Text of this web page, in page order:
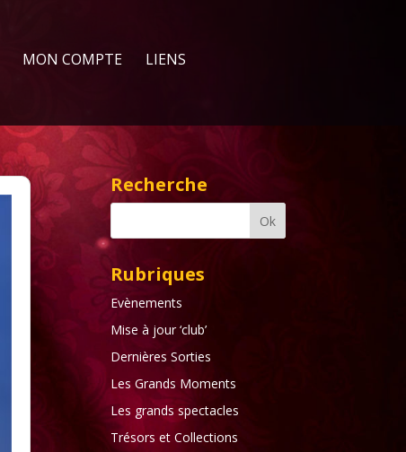
MON COMPTE LIENS
Recherche
Rubriques
Evènements
Mise à jour ‘club’
Dernières Sorties
Les Grands Moments
Les grands spectacles
Trésors et Collections